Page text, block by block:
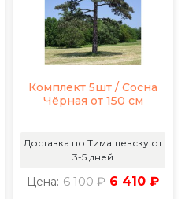
Комплект 5шт / Сосна
Чёрная от 150 см
Доставка по Тимашевску от
3-5 дней
Цена: 6 100 ₽ 6 410 ₽